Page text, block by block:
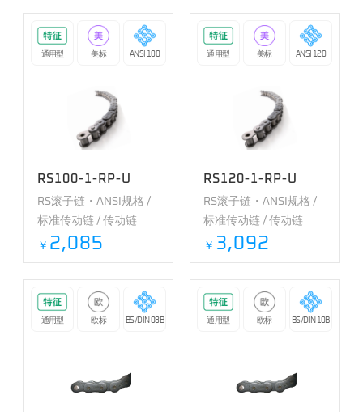
通用型 美标 ANSI 100
RS100-1-RP-U
RS滚子链・ANSI规格 /
标准传动链 / 传动链
￥ 2,085
通用型 美标 ANSI 120
RS120-1-RP-U
RS滚子链・ANSI规格 /
标准传动链 / 传动链
￥ 3,092
通用型 欧标 BS/DIN 08B 通用型 欧标 BS/DIN 10B